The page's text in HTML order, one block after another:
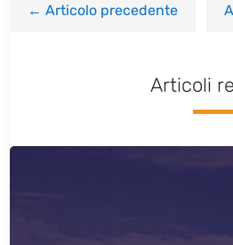
←Articolo precedente
Articoli